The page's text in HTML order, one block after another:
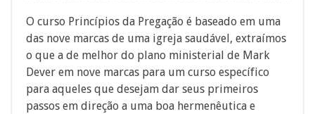
O curso Princípios da Pregação é baseado em uma
das nove marcas de uma igreja saudável, extraímos
o que a de melhor do plano ministerial de Mark
Dever em nove marcas para um curso específico
para aqueles que desejam dar seus primeiros
passos em direção a uma boa hermenêutica e